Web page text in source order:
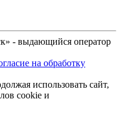
- выдающийся оператор
на обработку
использовать сайт,
cookie и